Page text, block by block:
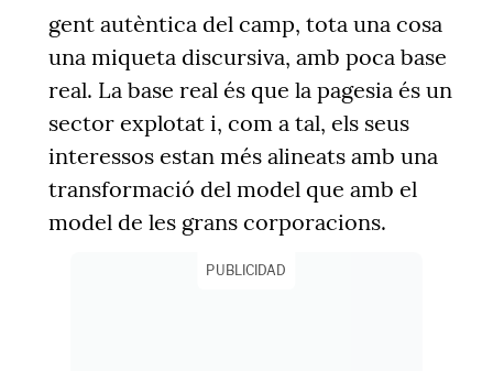
gent autèntica del camp, tota una cosa
una miqueta discursiva, amb poca base
real. La base real és que la pagesia és un
sector explotat i, com a tal, els seus
interessos estan més alineats amb una
transformació del model que amb el
model de les grans corporacions.
PUBLICIDAD